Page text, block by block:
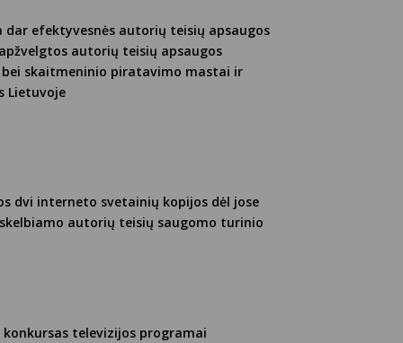
dar efektyvesnės autorių teisių apsaugos
autorių teisių apsaugos
bei skaitmeninio piratavimo mastai ir
Lietuvoje
dvi interneto svetainių kopijos dėl jose
autorių teisių saugomo turinio
konkursas televizijos programai